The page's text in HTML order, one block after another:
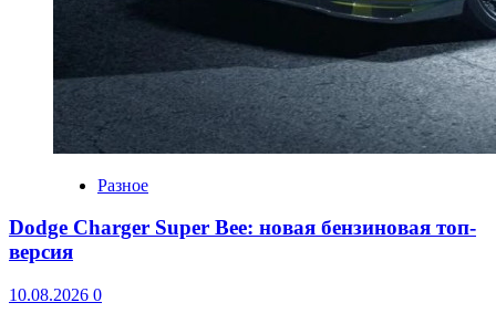
Разное
Dodge Charger Super Bee: новая бензиновая топ-
версия
10.08.2026 0